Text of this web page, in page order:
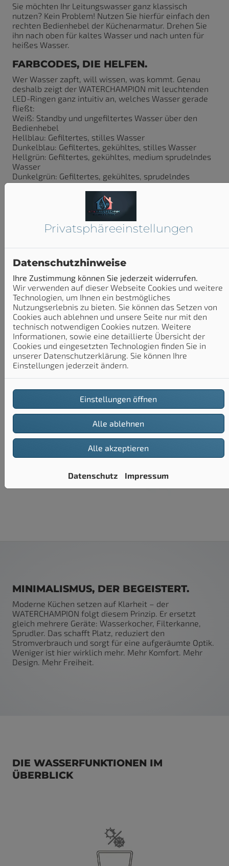
Sie möchten Ihr Leitungswasser ganz klassisch
nutzen? Kein Problem! Nutzen Sie hierfür einfach den
rechten Bedienhebel der Küchenarmatur. Drehen Sie
ihn nach oben für kaltes Wasser und nach unten für
heißes Wasser.
FARBCODES, DIE HELFEN.
Wer Wasser zapft, will wissen, was kommt. Genau
deshalb zeigt der WATERCHAMPION mit leuchtenden
LED-Ringen ganz intuitiv an, welches Wasser gerade
fließt:
Weiß: Standby und ungefiltertes Wasser über den
Bedienhebel
Hellblau: Gefiltertes, stilles Wasser
Dunkelblau: Gefiltertes, gekühltes, stilles Wasser
Hellgrün: Gefiltertes, gekühltes, medium sprudelndes
Wasser
Dunkelgrün: Gefiltertes, gekühltes, sprudelndes
Wasser
Rot: Gefiltertes, kochendes Wasser
MINIMALISMUS, DER BEGEISTERT.
Moderne Küchen setzen auf Klarheit – der
WATERCHAMPION folgt diesem Prinzip. Er ersetzt
gleich mehrere Geräte: Wasserkocher, Filterkanne,
Sprudler. Das schafft Platz, reduziert den
Stromverbrauch und sorgt für eine aufgeräumte Optik.
Weniger ist hier wirklich mehr. Mehr Komfort. Mehr
Design. Mehr Freiheit.
DIE WASSERFUNKTIONEN IM
ÜBERBLICK
Privatsphäre­einstellungen
Datenschutzhinweise
Ihre Zustimmung können Sie jederzeit widerrufen.
Wir verwenden auf dieser Webseite Cookies und weitere
Technologien, um Ihnen ein bestmögliches
Nutzungserlebnis zu bieten. Sie können das Setzen von
Cookies auch ablehnen und unsere Seite nur mit den
technisch notwendigen Cookies nutzen. Weitere
Informationen, sowie eine detaillierte Übersicht der
Cookies und eingesetzten Technologien finden Sie in
unserer Datenschutzerklärung. Sie können Ihre
Einstellungen jederzeit ändern.
Einstellungen öffnen
Alle ablehnen
Alle akzeptieren
Datenschutz Impressum